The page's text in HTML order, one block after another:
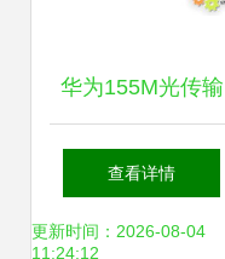
华为155M光传输
设备 Metro1000 高
可靠组网的王牌
查看详情
更新时间：2026-08-04
11:24:12